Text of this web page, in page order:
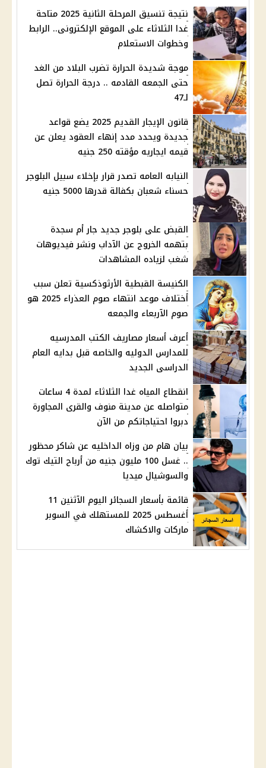
نتيجة تنسيق المرحلة الثانية 2025 متاحة
غدا الثلاثاء على الموقع الإلكترونى.. الرابط
وخطوات الاستعلام
موجة شديدة الحرارة تضرب البلاد من الغد
حتى الجمعه القادمه .. درجة الحرارة تصل
لـ47
قانون الإيجار القديم 2025 يضع قواعد
جديدة ويحدد مدد إنهاء العقود يعلن عن
قيمه ايجاريه مؤقته 250 جنيه
النيابه العامه تصدر قرار بإخلاء سبيل البلوجر
حسناء شعبان بكفالة قدرها 5000 جنيه
القبض على بلوجر جديد جار أم سجدة
بتهمه الخروج عن الآداب ونشر فيديوهات
شغب لزياده المشاهدات
الكنيسة القبطية الأرثوذكسية تعلن سبب
أختلاف موعد انتهاء صوم العذراء 2025 هو
صوم الآربعاء والجمعه
أعرف أسعار مصاريف الكتب المدرسيه
للمدارس الدوليه والخاصه قبل بدايه العام
الدراسى الجديد
انقطاع المياه غدا الثلاثاء لمدة 4 ساعات
متواصله عن مدينة منوف والقرى المجاورة
دبروا احتياجاتكم من الآن
بيان هام من وزاه الداخليه عن شاكر محظور
.. غسل 100 مليون جنيه من أرباح التيك توك
والسوشيال ميديا
قائمة بأسعار السجائر اليوم الآثنين 11
أغسطس 2025 للمستهلك في السوبر
ماركات والاكشاك